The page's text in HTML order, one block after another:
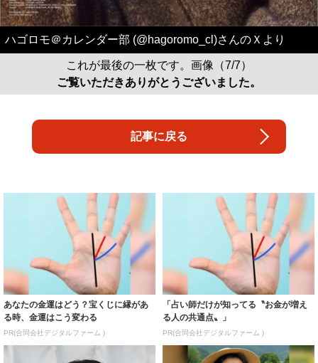
ハゴロモ＠カレンダー部 (@hagoromo_cl)さんのＸより
これが最後の一枚です。画像（7/7）
ご覧いただきありがとうございました。
記事に戻る
あなたの金運はどう？宝くじに縁があ
る時、金運はこう変わる
PR(合同会社デジタルファーム )
「占い師だけが知ってる〝お金が増え
る人の共通点〟」
PR(合同会社デジタルファーム )